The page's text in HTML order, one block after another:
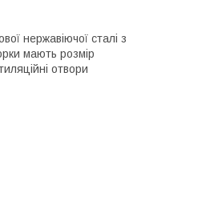
нержавіючої сталі з
мають розмір
отвори